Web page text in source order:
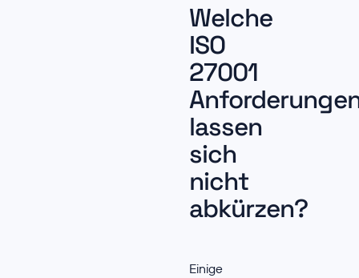
Welche
ISO
27001
lassen
sich
nicht
abkürzen?
Einige